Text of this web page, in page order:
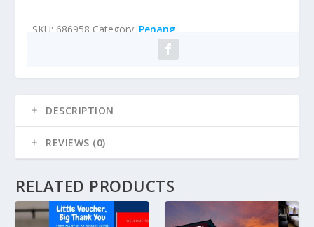
SKU: 686958 Category: Penang
DESCRIPTION
REVIEWS (0)
RELATED PRODUCTS